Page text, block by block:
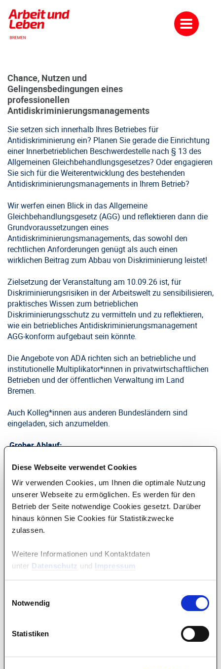
Diese Webseite verwendet Cookies
Wir verwenden Cookies, um Ihnen die optimale Nutzung
unserer Webseite zu ermöglichen. Es werden für den
Betrieb der Seite notwendige Cookies gesetzt. Darüber
hinaus können Sie Cookies für Statistikzwecke
zulassen.
Weitere Informationen und Kontaktdaten
unter Datenschutz und Impressum
Notwendig
Statistiken
Chance, Nutzen und
Gelingensbedingungen eines
professionellen
Antidiskriminierungsmanagements
Sie setzen sich innerhalb Ihres Betriebes für
Antidiskriminierung ein? Planen Sie gerade die Einrichtung
einer Innerbetrieblichen Beschwerdestelle nach § 13 des
Allgemeinen Gleichbehandlungsgesetzes? Oder engagieren
Sie sich für die Weiterentwicklung des bestehenden
Antidiskriminierungsmanagements in Ihrem Betrieb?
Wir werfen einen Blick in das Allgemeine
Gleichbehandlungsgesetz (AGG) und reflektieren dann die
Grundvoraussetzungen eines
Antidiskriminierungsmanagements, das sowohl den
rechtlichen Anforderungen genügt als auch einen
wirklichen Beitrag zum Abbau von Diskriminierung leistet!
Zielsetzung der Veranstaltung am 10.09.26 ist, für
Diskriminierungsrisiken in der Arbeitswelt zu sensibilisieren,
praktisches Wissen zum betrieblichen
Diskriminierungsschutz zu vermitteln und zu reflektieren,
wie ein betriebliches Antidiskriminierungsmanagement
AGG-konform aufgebaut sein könnte.
Die Angebote von ADA richten sich an betriebliche und
institutionelle Multiplikator*innen in privatwirtschaftlichen
Betrieben und der öffentlichen Verwaltung im Land
Bremen.
Auch Kolleg*innen aus anderen Bundesländern sind
eingeladen, sich anzumelden.
Grober Ablauf:
9.15 Uhr Technischer Check-In für Teilnehmende
9.30 Uhr Start der Veranstaltung
13.30 Uhr Ende der Veranstaltung
Wir planen mehrere Pausen ein. Gerne können Sie uns bei
um an dem digitalen Format teilzunehmen.
Big Blue Button und dem Teilnahmemanagement.